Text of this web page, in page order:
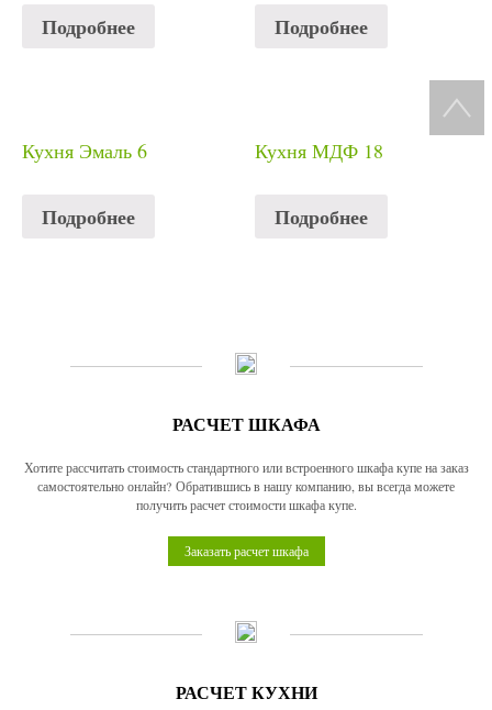
Подробнее Подробнее
Кухня Эмаль 6
Подробнее
Кухня МДФ 18
Подробнее
РАСЧЕТ ШКАФА
Хотите рассчитать стоимость стандартного или встроенного шкафа купе на заказ
самостоятельно онлайн? Обратившись в нашу компанию, вы всегда можете
получить расчет стоимости шкафа купе.
Заказать расчет шкафа
РАСЧЕТ КУХНИ